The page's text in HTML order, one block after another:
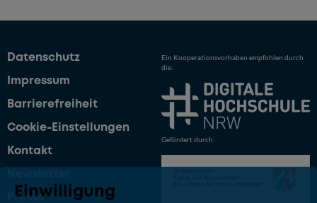
Datenschutz
Impressum
Barrierefreiheit
Cookie-Einstellungen
Kontakt
Presse
Ein Kooperationsvorhaben empfohlen durch
die:
Gefördert durch:
Einwilligung